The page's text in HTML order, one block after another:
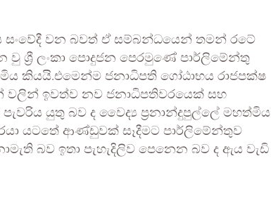
වන බවත් ඒ සම්බන්ධයෙන් තමන් රටේ
වු ශ්‍රී ලංකා පොදුජන පෙරමුණේ පාර්ලිමේන්තු
කියයි.එමෙන්ම ජනාධිපති ගෝඨාභය රාජපක්ෂ
වලින් ඉවත්ව නව ජනාධිපතිවරයෙක් සහ
යුතු බව ද වෛද්‍ය ප්‍රනාන්දුපුල්ලේ මහත්මිය
යටතේ ආණ්ඩුවක් සෑදීමට පාර්ලිමේන්තුව
බව ඉතා පැහැදිලිව පෙනෙන බව ද ඇය වැඩි